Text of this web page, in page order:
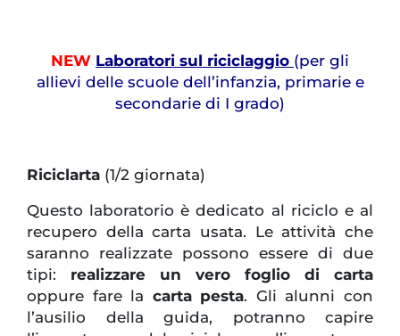
NEW Laboratori sul riciclaggio (per gli
allievi delle scuole dell’infanzia, primarie e
secondarie di I grado)
Riciclarta (1/2 giornata)
Questo laboratorio è dedicato al riciclo e al
recupero della carta usata. Le attività che
saranno realizzate possono essere di due
tipi: realizzare un vero foglio di carta
oppure fare la carta pesta. Gli alunni con
l’ausilio della guida, potranno capire